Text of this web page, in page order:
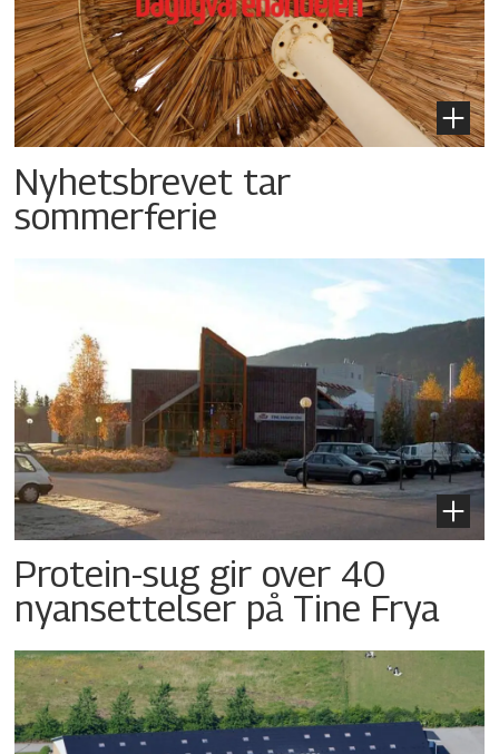
Nyhetsbrevet tar
sommerferie
Protein-sug gir over 40
nyansettelser på Tine Frya